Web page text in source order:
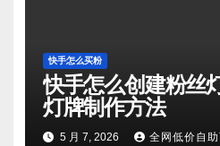
快手怎么买粉
快手怎么创建粉丝
灯牌制作方法
5 月 7, 2026 全网低价自